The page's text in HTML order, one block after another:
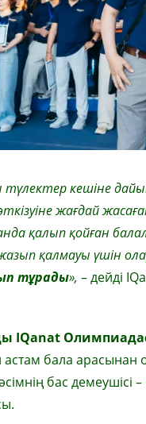
кешіне
өткізуіне жағдай
қалып қойған
жазып қалмауы үшін
тұрады», – дейді
IQanat
бала арасынан
бас